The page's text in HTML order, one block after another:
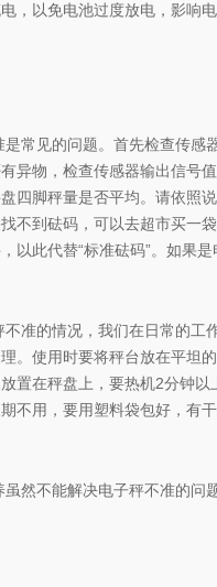
，以免电池过度放电，影响
是常见的问题。首先检查传感
异物，检查传感器输出信号值
四脚秤量是否平均。请依照
不到砝码，可以去超市买一袋
以此代替“标准砝码”。如果
不准的情况，我们在日常的工
。 使用时要将秤台放在平坦
置在秤盘上，要热机2分钟以
不用，要用塑料袋包好，有
虽然不能解决电子秤不准的问